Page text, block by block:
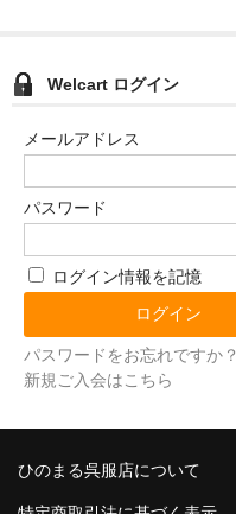
Welcart ログイン
メールアドレス
パスワード
ログイン情報を記憶
パスワードをお忘れですか？
新規ご入会はこちら
ひのまる呉服店について